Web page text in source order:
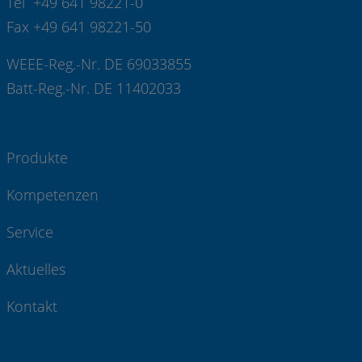
Fax +49 641 98221-50
WEEE-Reg.-Nr. DE 69033855
Batt-Reg.-Nr. DE 11402033
Produkte
Kompetenzen
Service
Aktuelles
Kontakt